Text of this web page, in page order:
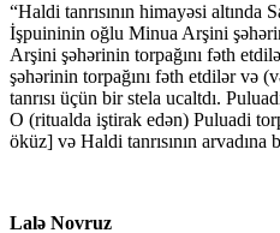
“Haldi tanrısının himayəsi
İşpuininin oğlu Minua Arşini
Arşini şəhərinin torpağını fəth
şəhərinin torpağını fəth etdilər və
tanrısı üçün bir stela ucaltdı.
O (ritualda iştirak edən) Puluadi
öküz] və Haldi tanrısının
Lalə Novruz